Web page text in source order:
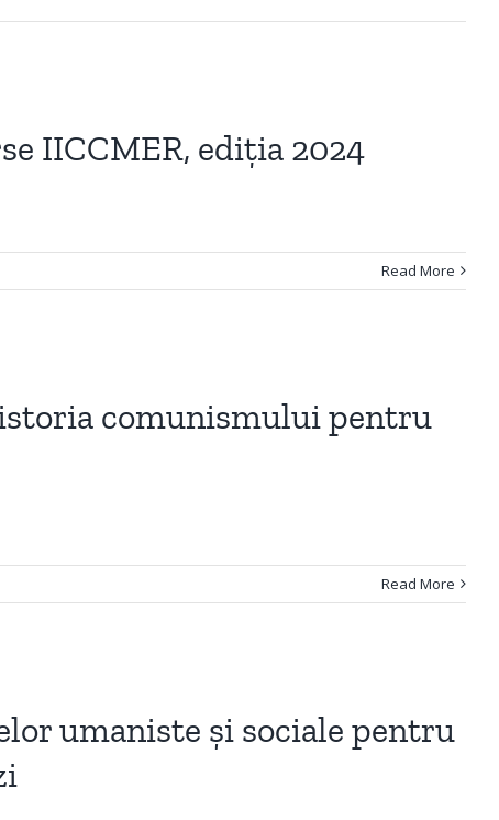
IICCMER, ediția 2024
Read More
istoria comunismului pentru
Read More
umaniste și sociale pentru